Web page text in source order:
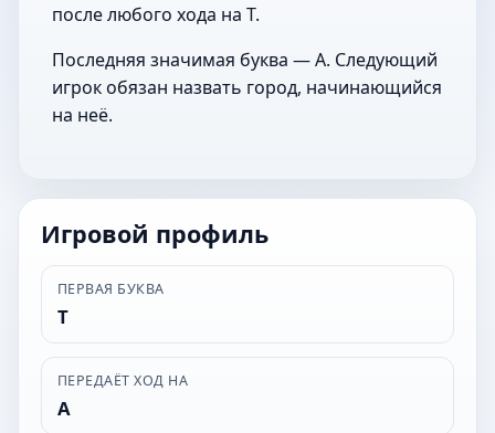
после любого хода на Т.
Последняя значимая буква — А. Следующий
игрок обязан назвать город, начинающийся
на неё.
Игровой профиль
ПЕРВАЯ БУКВА
Т
ПЕРЕДАЁТ ХОД НА
А